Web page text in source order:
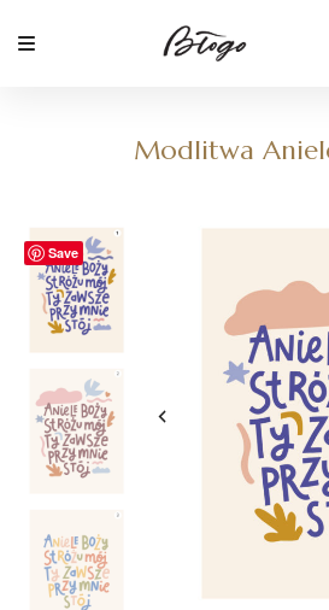
Modlitwa
Save